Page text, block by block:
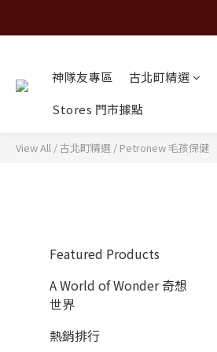
神隊友專區 古北町精選
Stores 門市據點
View All /古北町精選 / Petronew 毛孩保健
Featured Products
A World of Wonder 奇想
世界
熱銷排行